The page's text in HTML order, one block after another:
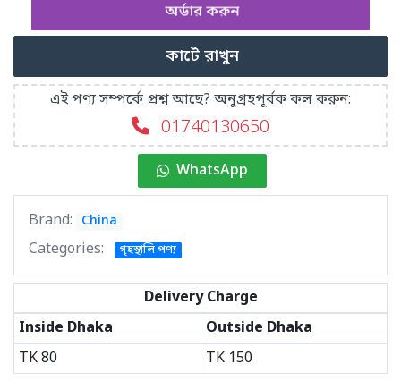
অর্ডার করুন
কার্টে রাখুন
এই পণ্য সম্পর্কে প্রশ্ন আছে? অনুগ্রহপূর্বক কল করুন:
01740130650
WhatsApp
Brand: China
Categories: গৃহস্থালি পণ্য
Delivery Charge
Inside Dhaka
Outside Dhaka
TK80 TK 150